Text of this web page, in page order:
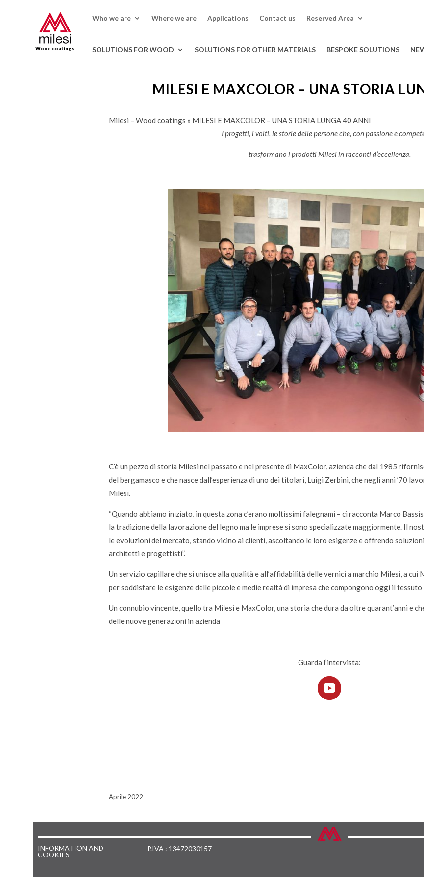
Wood coatings
Who we are Where we are Applications Contact us Reserved Area
SOLUTIONS FOR WOOD SOLUTIONS FOR OTHER MATERIALS BESPOKE SOLUTIONS
MILESI E MAXCOLOR – UNA STORIA
Milesi – Wood coatings » MILESI E MAXCOLOR – UNA STORIA LUNGA 40 ANNI
I progetti, i volti, le storie delle persone che, con passione e
trasformano i prodotti Milesi in racconti d’eccellenza.
C’è un pezzo di storia Milesi nel passato e nel presente di MaxColor, azienda che dal 1985
del bergamasco e che nasce dall’esperienza di uno dei titolari, Luigi Zerbini, che negli anni ’70
Milesi.
“Quando abbiamo iniziato, in questa zona c’erano moltissimi falegnami – ci racconta Marco
la tradizione della lavorazione del legno ma le imprese si sono specializzate maggiormente. Il
le evoluzioni del mercato, stando vicino ai clienti, ascoltando le loro esigenze e offrendo
architetti e progettisti”.
Un servizio capillare che si unisce alla qualità e all’affidabilità delle vernici a marchio Milesi, a
per soddisfare le esigenze delle piccole e medie realtà di impresa che compongono oggi il
Un connubio vincente, quello tra Milesi e MaxColor, una storia che dura da oltre quarant’anni e
delle nuove generazioni in azienda
Guarda l’intervista:
Aprile 2022
INFORMATION AND
COOKIES
P.IVA : 13472030157